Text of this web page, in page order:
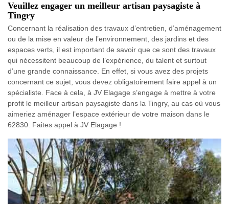
Veuillez engager un meilleur artisan paysagiste à
Tingry
Concernant la réalisation des travaux d’entretien, d’aménagement
ou de la mise en valeur de l’environnement, des jardins et des
espaces verts, il est important de savoir que ce sont des travaux
qui nécessitent beaucoup de l’expérience, du talent et surtout
d’une grande connaissance. En effet, si vous avez des projets
concernant ce sujet, vous devez obligatoirement faire appel à un
spécialiste. Face à cela, à JV Elagage s’engage à mettre à votre
profit le meilleur artisan paysagiste dans la Tingry, au cas où vous
aimeriez aménager l’espace extérieur de votre maison dans le
62830. Faites appel à JV Elagage !